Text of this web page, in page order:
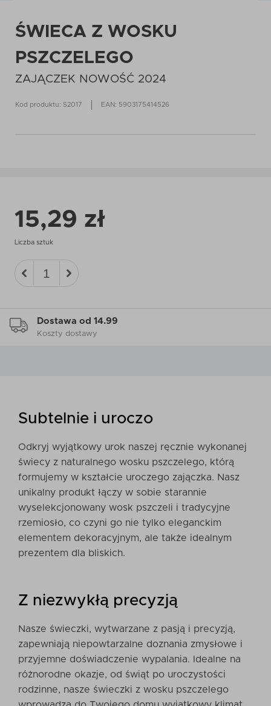
ŚWIECA Z WOSKU
PSZCZELEGO
ZAJĄCZEK NOWOŚĆ 2024
Kod produktu: S2017 EAN: 5903175414526
15,29 zł
Liczba sztuk
Dostawa od 14.99
Koszty dostawy
Subtelnie i uroczo
Odkryj wyjątkowy urok naszej ręcznie wykonanej
świecy z naturalnego wosku pszczelego, którą
formujemy w kształcie uroczego zajączka. Nasz
unikalny produkt łączy w sobie starannie
wyselekcjonowany wosk pszczeli i tradycyjne
rzemiosło, co czyni go nie tylko eleganckim
elementem dekoracyjnym, ale także idealnym
prezentem dla bliskich.
Z niezwykłą precyzją
Nasze świeczki, wytwarzane z pasją i precyzją,
zapewniają niepowtarzalne doznania zmysłowe i
przyjemne doświadczenie wypalania. Idealne na
różnorodne okazje, od świąt po uroczystości
rodzinne, nasze świeczki z wosku pszczelego